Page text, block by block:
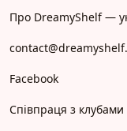
Про DreamyShelf —
Facebook
Співпраця з клубами